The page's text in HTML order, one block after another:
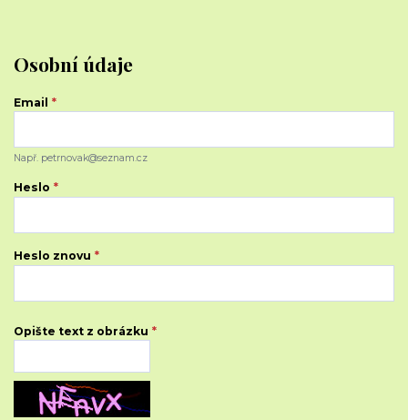
Osobní údaje
Email *
Např. petrnovak@seznam.cz
Heslo *
Heslo znovu *
Opište text z obrázku *